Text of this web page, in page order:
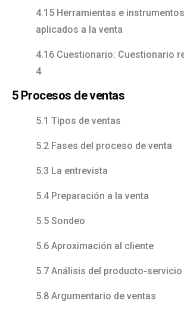
4.15 Herramientas e
aplicados a la venta
4.16 Cuestionario: Cuestionario
4
5 Procesos de ventas
5.1 Tipos de ventas
5.2 Fases del proceso de venta
5.3 La entrevista
5.4 Preparación a la venta
5.5 Sondeo
5.6 Aproximación al cliente
5.7 Análisis del producto-servicio
5.8 Argumentario de ventas